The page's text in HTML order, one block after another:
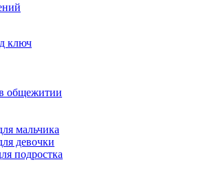
ключ
общежитии
мальчика
девочки
подростка